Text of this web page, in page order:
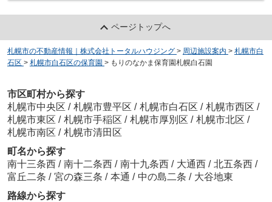
ページトップへ
札幌市の不動産情報｜株式会社トータルハウジング > 周辺施設案内 > 札幌市白
石区 > 札幌市白石区の保育園 > もりのなかま保育園札幌白石園
市区町村から探す
札幌市中央区 / 札幌市豊平区 / 札幌市白石区 / 札幌市西区 /
札幌市東区 / 札幌市手稲区 / 札幌市厚別区 / 札幌市北区 /
札幌市南区 / 札幌市清田区
町名から探す
南十三条西 / 南十二条西 / 南十九条西 / 大通西 / 北五条西 /
富丘二条 / 宮の森三条 / 本通 / 中の島二条 / 大谷地東
路線から探す